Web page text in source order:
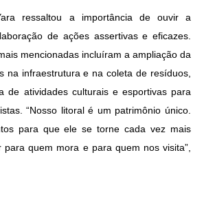
ressaltou a importância de ouvir a
de ações assertivas e eficazes.
mencionadas incluíram a ampliação da
na infraestrutura e na coleta de resíduos,
de atividades culturais e esportivas para
“Nosso litoral é um patrimônio único.
para que ele se torne cada vez mais
para quem mora e para quem nos visita”,